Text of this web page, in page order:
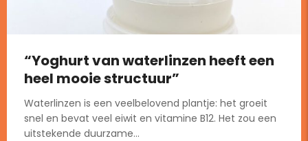
“Yoghurt van waterlinzen heeft een
heel mooie structuur”
Waterlinzen is een veelbelovend plantje: het groeit
snel en bevat veel eiwit en vitamine B12. Het zou een
uitstekende duurzame...